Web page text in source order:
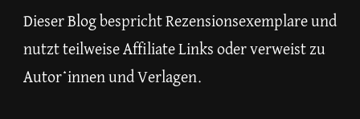
Dieser Blog bespricht Rezensionsexemplare und
nutzt teilweise Affiliate Links oder verweist zu
Autor*innen und Verlagen.